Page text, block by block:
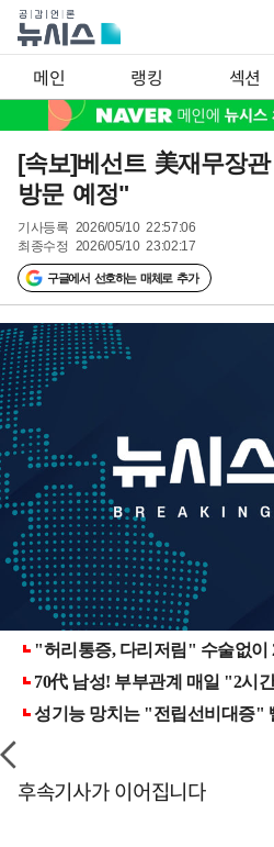
메인 랭킹 섹션
[속보]베선트 美재무장
방문 예정"
기사등록 2026/05/10 22:57:06
최종수정 2026/05/10 23:02:17
구글에서 선호하는 매체로 추가
후속기사가 이어집니다